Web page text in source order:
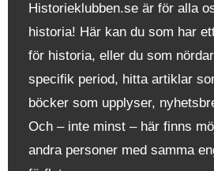
Historieklubben.se är för alla
historia! Här kan du som har
för historia, eller du som
specifik period, hitta artiklar
böcker som upplyser,
Och – inte minst – här finns
andra personer med samma